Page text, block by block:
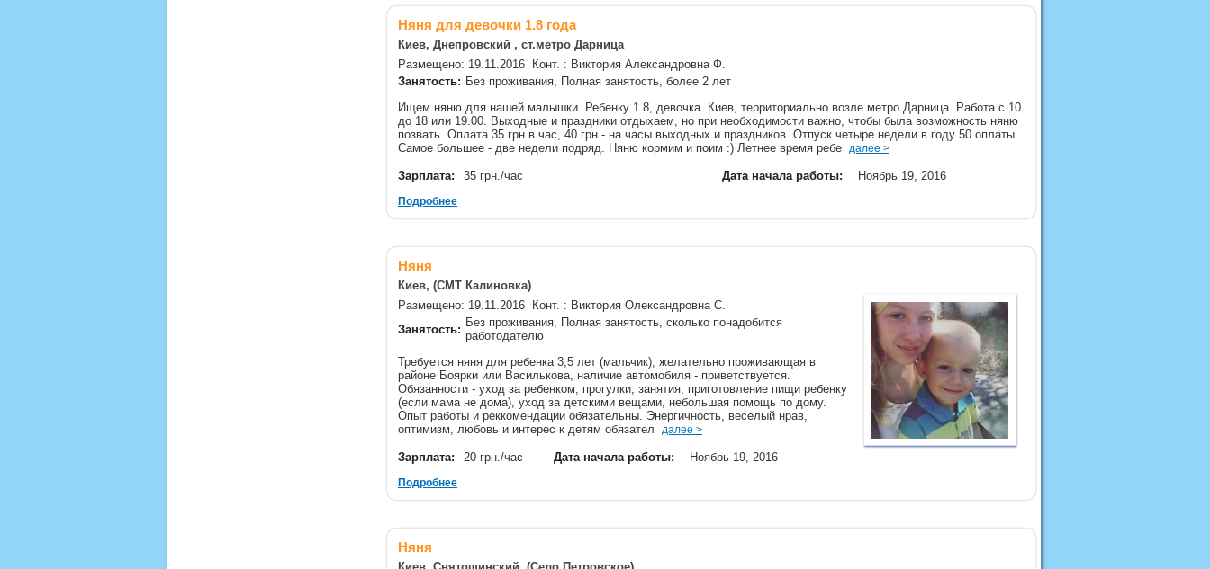
Няня для девочки 1.8 года
Киев, Днепровский , ст.метро Дарница
Размещено: 19.11.2016 Конт. : Виктория Александровна Ф.
Занятость: Без проживания, Полная занятость, более 2 лет
Ищем няню для нашей малышки. Ребенку 1.8, девочка. Киев, территориально возле метро Дарница. Работа с 10
до 18 или 19.00. Выходные и праздники отдыхаем, но при необходимости важно, чтобы была возможность няню
позвать. Оплата 35 грн в час, 40 грн - на часы выходных и праздников. Отпуск четыре недели в году 50 оплаты.
Самое большее - две недели подряд. Няню кормим и поим :) Летнее время ребе далее >
Зарплата: 35 грн./час Дата начала работы: Ноябрь 19, 2016
Подробнее
Няня
Киев, (СМТ Калиновка)
Размещено: 19.11.2016 Конт. : Виктория Олександровна С.
Занятость:
Без проживания, Полная занятость, сколько понадобится
работодателю
Требуется няня для ребенка 3,5 лет (мальчик), желательно проживающая в
районе Боярки или Василькова, наличие автомобиля - приветствуется.
Обязанности - уход за ребенком, прогулки, занятия, приготовление пищи ребенку
(если мама не дома), уход за детскими вещами, небольшая помощь по дому.
Опыт работы и реккомендации обязательны. Энергичность, веселый нрав,
оптимизм, любовь и интерес к детям обязател далее >
Зарплата: 20 грн./час Дата начала работы: Ноябрь 19, 2016
Подробнее
Няня